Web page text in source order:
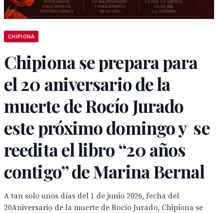
CHIPIONA
Chipiona se prepara para
el 20 aniversario de la
muerte de Rocío Jurado
este próximo domingo y se
reedita el libro “20 años
contigo” de Marina Bernal
A tan solo unos días del 1 de junio 2026, fecha del
20Aniversario de la muerte de Rocío Jurado, Chipiona se